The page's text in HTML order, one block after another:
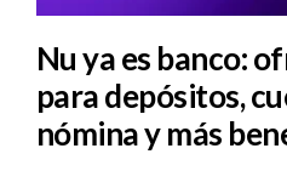
Nu ya es banco:
para depósitos,
nómina y más